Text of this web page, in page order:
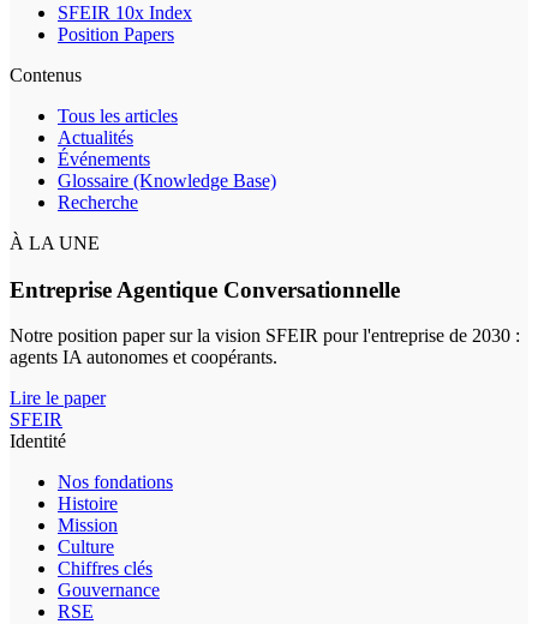
SFEIR 10x Index
Position Papers
Contenus
Tous les articles
Actualités
Événements
Glossaire (Knowledge Base)
Recherche
À LA UNE
Entreprise Agentique Conversationnelle
Notre position paper sur la vision SFEIR pour l'entreprise de 2030 :
agents IA autonomes et coopérants.
Lire le paper
SFEIR
Identité
Nos fondations
Histoire
Mission
Culture
Chiffres clés
Gouvernance
RSE